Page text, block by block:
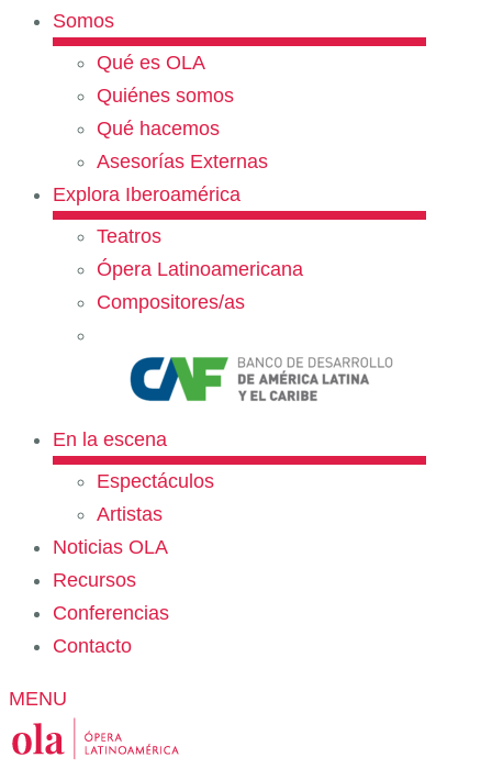
Somos
Qué es OLA
Quiénes somos
Qué hacemos
Asesorías Externas
Explora Iberoamérica
Teatros
Ópera Latinoamericana
Compositores/as
En la escena
Espectáculos
Artistas
Noticias OLA
Recursos
Conferencias
Contacto
MENU